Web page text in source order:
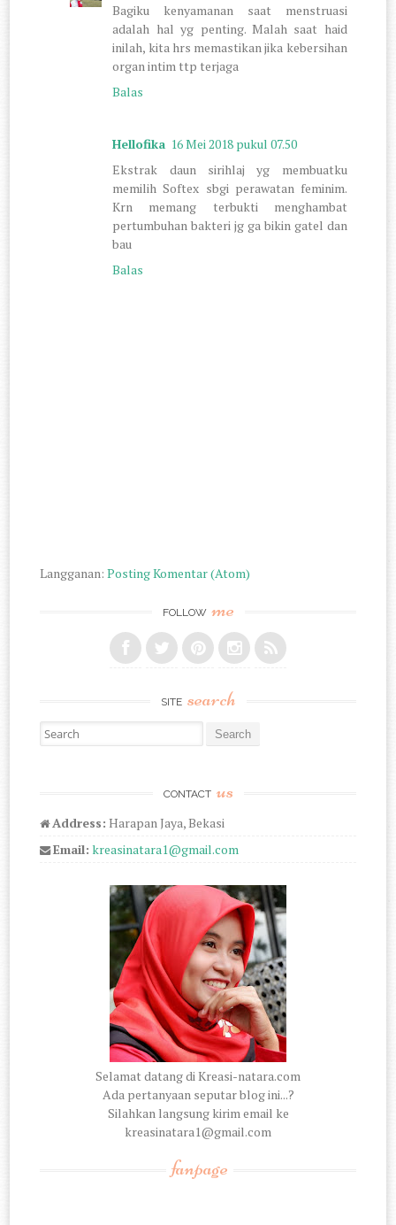
Bagiku kenyamanan saat menstruasi
adalah hal yg penting. Malah saat haid
inilah, kita hrs memastikan jika kebersihan
organ intim ttp terjaga
Balas
Hellofika 16 Mei 2018 pukul 07.50
Ekstrak daun sirihlaj yg membuatku
memilih Softex sbgi perawatan feminim.
Krn memang terbukti menghambat
pertumbuhan bakteri jg ga bikin gatel dan
bau
Balas
Langganan:Posting Komentar (Atom)
FOLLOW me
SITE search
Search for:
CONTACT us
Address: Harapan Jaya, Bekasi
Email: kreasinatara1@gmail.com
Selamat datang di Kreasi-natara.com
Ada pertanyaan seputar blog ini...?
Silahkan langsung kirim email ke
kreasinatara1@gmail.com
fanpage